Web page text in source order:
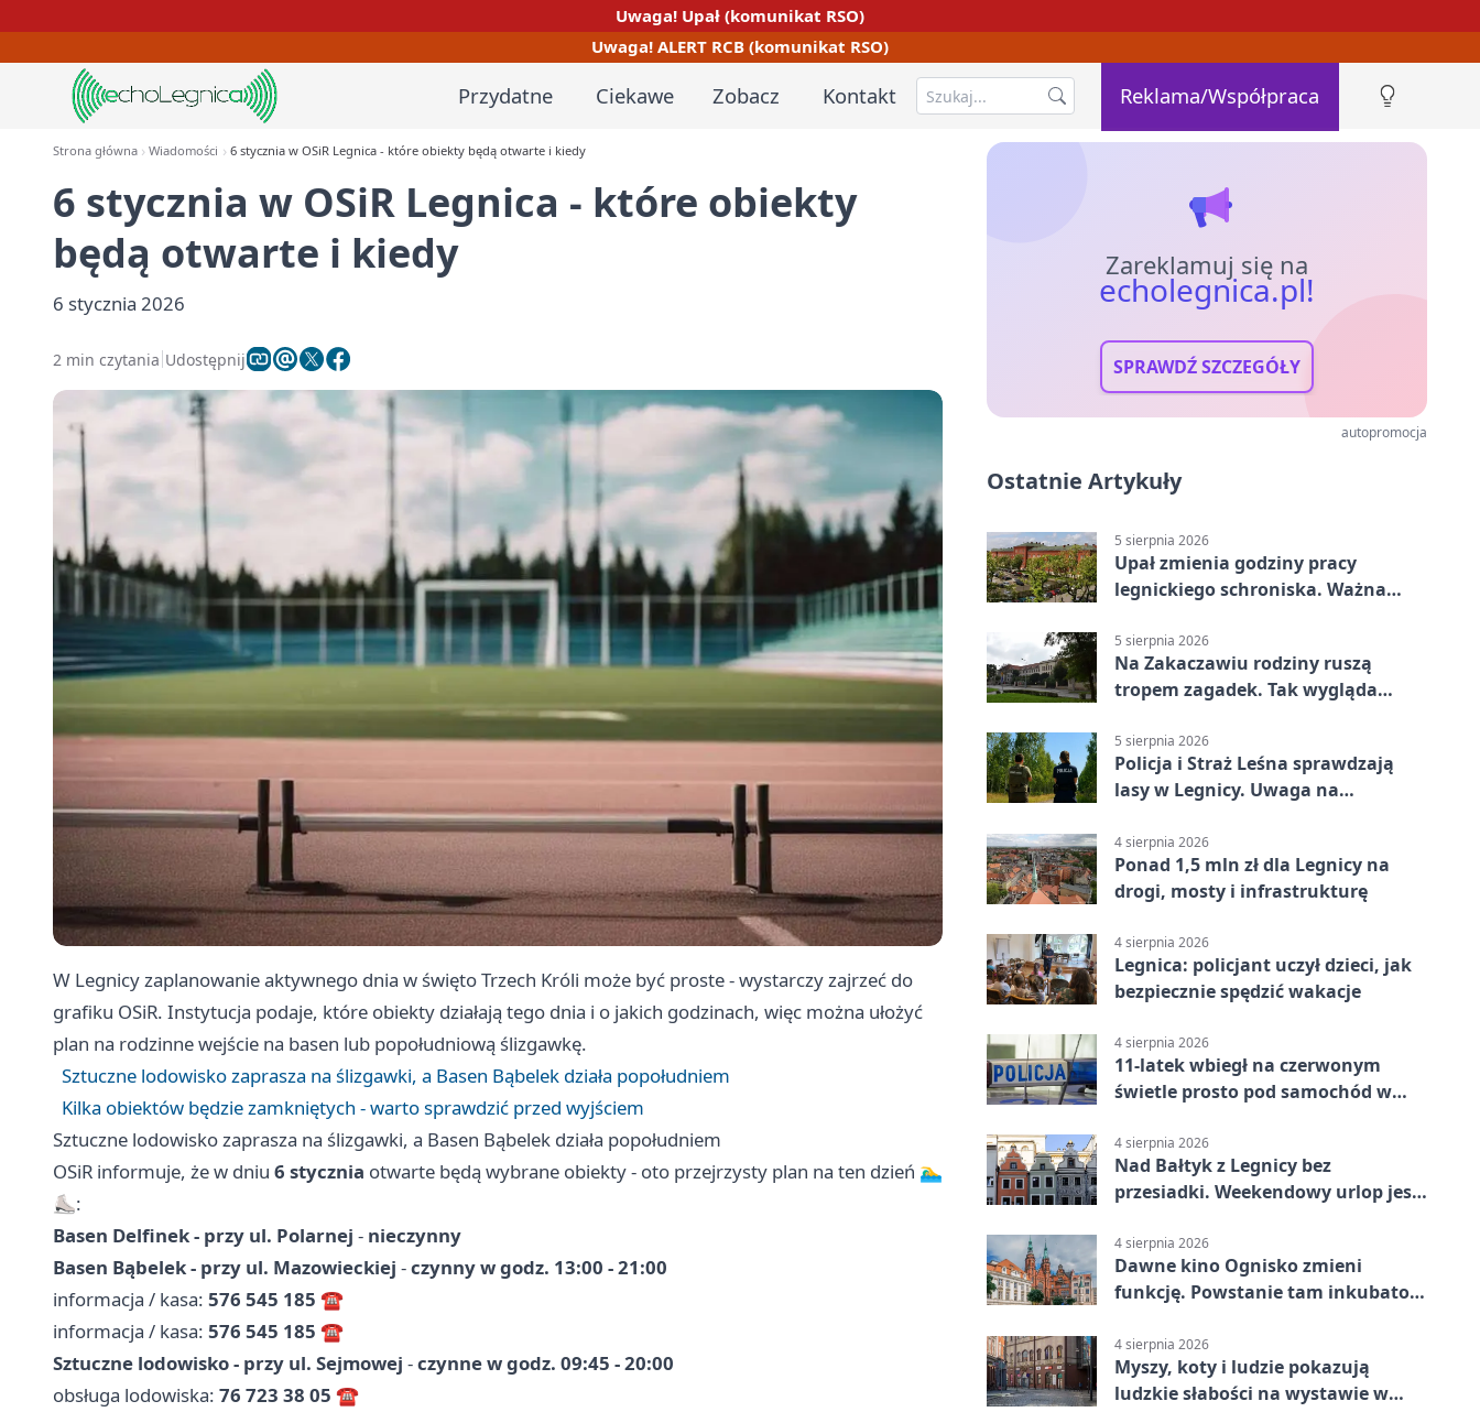
Uwaga! Upał (komunikat RSO)
Uwaga! ALERT RCB (komunikat RSO)
Przydatne Ciekawe Zobacz Kontakt Reklama/Współpraca
Strona główna Wiadomości 6 stycznia w OSiR Legnica - które obiekty będą otwarte i kiedy
6 stycznia w OSiR Legnica - które obiekty
będą otwarte i kiedy
6 stycznia 2026
2 min czytania Udostępnij
W Legnicy zaplanowanie aktywnego dnia w święto Trzech Króli może być proste - wystarczy zajrzeć do
grafiku OSiR. Instytucja podaje, które obiekty działają tego dnia i o jakich godzinach, więc można ułożyć
plan na rodzinne wejście na basen lub popołudniową ślizgawkę.
Sztuczne lodowisko zaprasza na ślizgawki, a Basen Bąbelek działa popołudniem
Kilka obiektów będzie zamkniętych - warto sprawdzić przed wyjściem
Sztuczne lodowisko zaprasza na ślizgawki, a Basen Bąbelek działa popołudniem
OSiR informuje, że w dniu 6 stycznia otwarte będą wybrane obiekty - oto przejrzysty plan na ten dzień 🏊‍♂️
⛸️:
Basen Delfinek - przy ul. Polarnej - nieczynny
Basen Bąbelek - przy ul. Mazowieckiej -czynny w godz. 13:00 - 21:00
informacja / kasa: 576 545 185 ☎️
informacja / kasa: 576 545 185 ☎️
Sztuczne lodowisko - przy ul. Sejmowej -czynne w godz. 09:45 - 20:00
obsługa lodowiska: 76 723 38 05 ☎️
Zareklamuj się na
echolegnica.pl!
SPRAWDŹ SZCZEGÓŁY
autopromocja
Ostatnie Artykuły
5 sierpnia 2026
Upał zmienia godziny pracy
legnickiego schroniska. Ważna
5 sierpnia 2026
Na Zakaczawiu rodziny ruszą
tropem zagadek. Tak wygląda
5 sierpnia 2026
Policja i Straż Leśna sprawdzają
lasy w Legnicy. Uwaga na
4 sierpnia 2026
Ponad 1,5 mln zł dla Legnicy na
drogi, mosty i infrastrukturę
4 sierpnia 2026
Legnica: policjant uczył dzieci, jak
bezpiecznie spędzić wakacje
4 sierpnia 2026
11-latek wbiegł na czerwonym
świetle prosto pod samochód w
4 sierpnia 2026
Nad Bałtyk z Legnicy bez
przesiadki. Weekendowy urlop jest
4 sierpnia 2026
Dawne kino Ognisko zmieni
funkcję. Powstanie tam inkubator
4 sierpnia 2026
Myszy, koty i ludzie pokazują
ludzkie słabości na wystawie w